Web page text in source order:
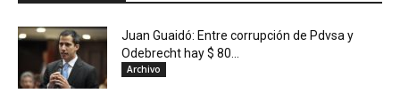
Juan Guaidó: Entre corrupción de Pdvsa y
Odebrecht hay $ 80...
Archivo